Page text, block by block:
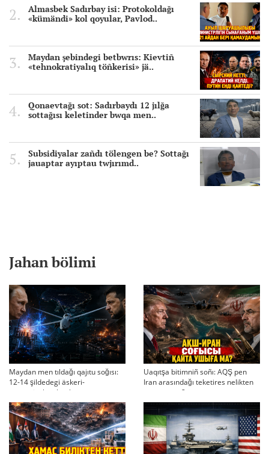
Almasbek Sadırbay isi: Protokoldağı
«kümändi» kol qoyular, Pavlod..
Maydan şebindegi betbwrıs: Kievtiñ
«tehnokratiyalıq töñkerisi» jä..
Qonaevtağı sot: Sadırbaydı 12 jılğa
sottağısı keletinder bwqa men..
Subsidiyalar zañdı tölengen be? Sottağı
jauaptar ayıptau twjırımd..
Jahan bölimi
Maydan men tıldağı qajıtu soğısı:
12-14 şildedegi äskeri-
strategiyalıq ahual
Uaqıtşa bitimniñ soñı: AQŞ pen
Iran arasındağı teketires nelikten
qayta uşıqtı?